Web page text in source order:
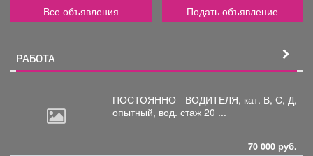
Все объявления Подать объявление
РАБОТА
ПОСТОЯННО - ВОДИТЕЛЯ, кат. В, С, Д,
опытный, вод. стаж 20 ...
70 000 руб.